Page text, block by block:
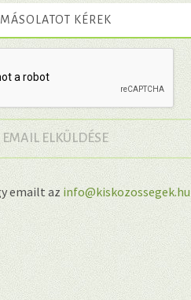
MÁSOLATOT KÉREK
EMAIL ELKÜLDÉSE →
emailt az info@kiskozossegek.hu